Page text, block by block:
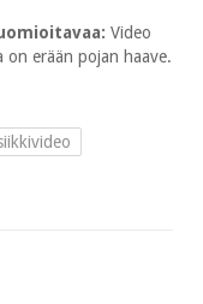
Video
erään pojan haave.